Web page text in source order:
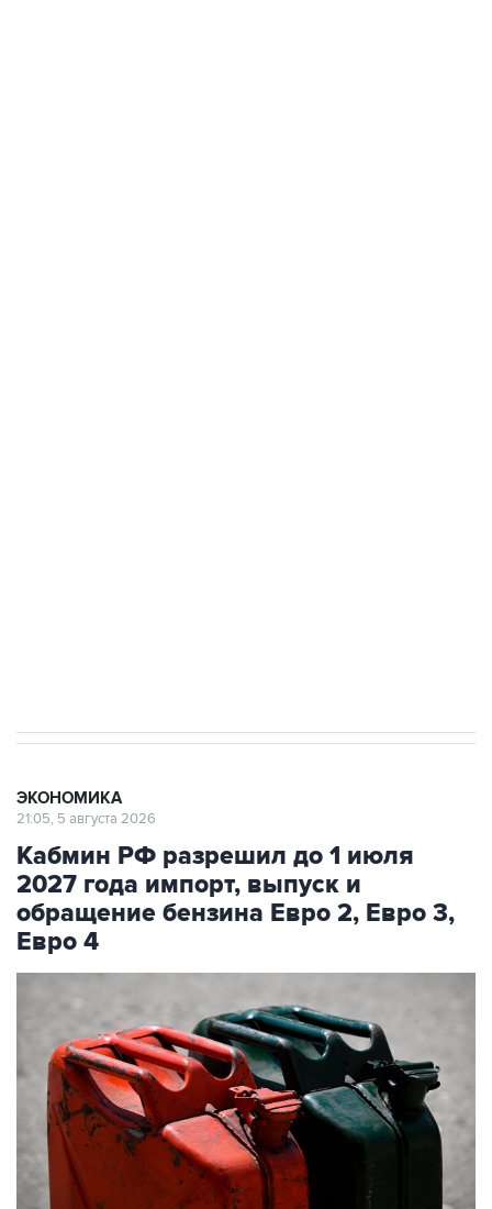
ЭКОНОМИКА
21:05, 5 августа 2026
Кабмин РФ разрешил до 1 июля
2027 года импорт, выпуск и
обращение бензина Евро 2, Евро 3,
Евро 4